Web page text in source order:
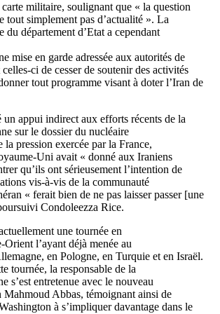
militaire, soulignant que « la question
tout simplement pas d’actualité ». La
du département d’Etat a cependant
mise en garde adressée aux autorités de
ci de cesser de soutenir des activités
tout programme visant à doter l’Iran de
appui indirect aux efforts récents de la
sur le dossier du nucléaire
la pression exercée par la France,
Uni avait « donné aux Iraniens
qu’ils ont sérieusement l’intention de
vis-à-vis de la communauté
« ferait bien de ne pas laisser passer [une
Condoleezza Rice.
une tournée en
l’ayant déjà menée au
en Pologne, en Turquie et en Israël.
tournée, la responsable de la
s’est entretenue avec le nouveau
Mahmoud Abbas, témoignant ainsi de
à s’impliquer davantage dans le